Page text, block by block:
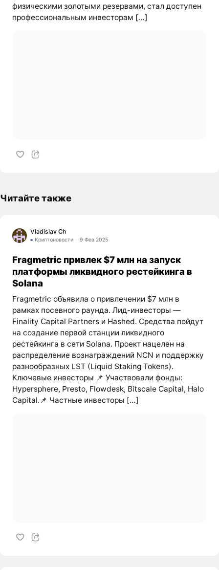
физическими золотыми резервами, стал доступен
профессиональным инвесторам […]
Читайте также
Vladislav Ch
Криптоновости 9 Фев 2025
Fragmetric привлек $7 млн на запуск
платформы ликвидного рестейкинга в
Solana
Fragmetric объявила о привлечении $7 млн в
рамках посевного раунда. Лид-инвесторы —
Finality Capital Partners и Hashed. Средства пойдут
на создание первой станции ликвидного
рестейкинга в сети Solana. Проект нацелен на
распределение вознаграждений NCN и поддержку
разнообразных LST (Liquid Staking Tokens).
Ключевые инвесторы 📌 Участвовали фонды:
Hypersphere, Presto, Flowdesk, Bitscale Capital, Halo
Capital.📌 Частные инвесторы […]